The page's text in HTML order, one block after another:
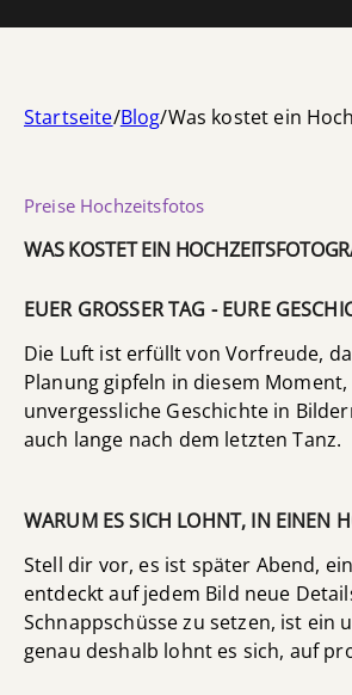
Startseite/Blog/Was kostet ein
WAS KOSTET EIN
Preise Hochzeitsfotos
EUER GROSSER TAG - EURE
Die Luft ist erfüllt von Vorfreude,
Planung gipfeln in diesem
unvergessliche Geschichte in
auch lange nach dem letzten Tanz.
WARUM ES SICH LOHNT, IN EINEN
Stell dir vor, es ist später Abend,
entdeckt auf jedem Bild neue
Schnappschüsse zu setzen, ist ein
genau deshalb lohnt es sich, auf